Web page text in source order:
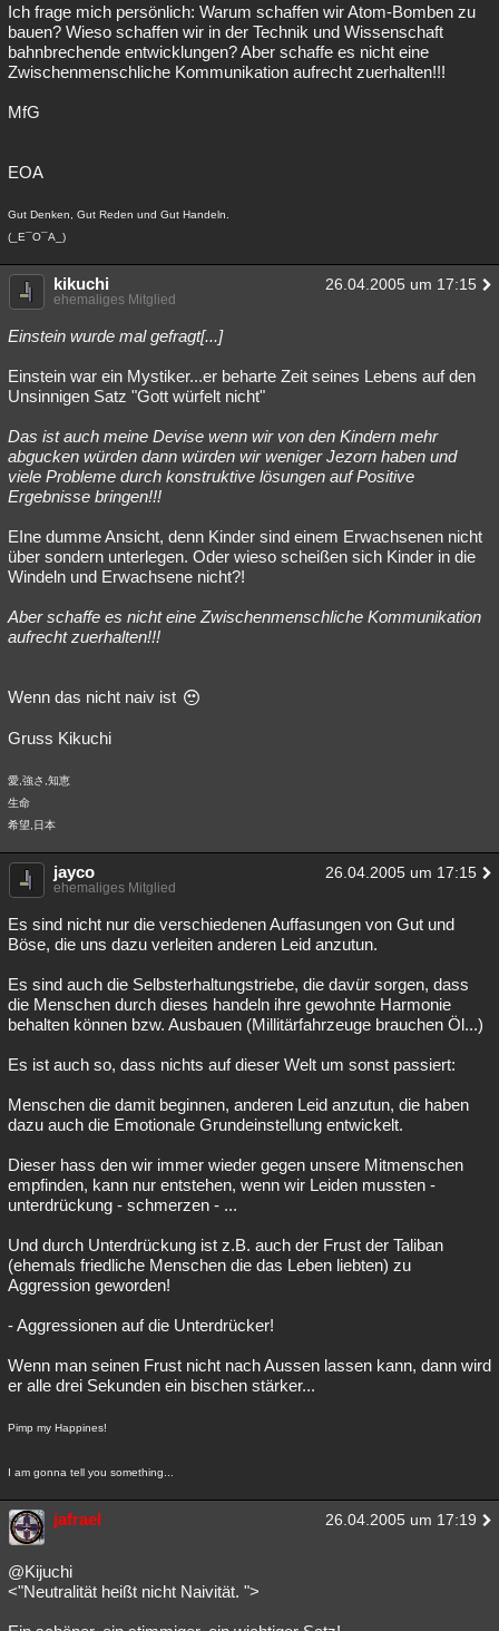
Ich frage mich persönlich: Warum schaffen wir Atom-Bomben zu
bauen? Wieso schaffen wir in der Technik und Wissenschaft
bahnbrechende entwicklungen? Aber schaffe es nicht eine
Zwischenmenschliche Kommunikation aufrecht zuerhalten!!!
MfG
EOA
Gut Denken, Gut Reden und Gut Handeln.
(_E¯O¯A_)
kikuchi 26.04.2005 um 17:15
ehemaliges Mitglied
Einstein wurde mal gefragt[...]
Einstein war ein Mystiker...er beharte Zeit seines Lebens auf den
Unsinnigen Satz "Gott würfelt nicht"
Das ist auch meine Devise wenn wir von den Kindern mehr
abgucken würden dann würden wir weniger Jezorn haben und
viele Probleme durch konstruktive lösungen auf Positive
Ergebnisse bringen!!!
EIne dumme Ansicht, denn Kinder sind einem Erwachsenen nicht
über sondern unterlegen. Oder wieso scheißen sich Kinder in die
Windeln und Erwachsene nicht?!
Aber schaffe es nicht eine Zwischenmenschliche Kommunikation
aufrecht zuerhalten!!!
Wenn das nicht naiv ist
Gruss Kikuchi
愛,強さ,知恵
生命
希望,日本
jayco 26.04.2005 um 17:15
ehemaliges Mitglied
Es sind nicht nur die verschiedenen Auffasungen von Gut und
Böse, die uns dazu verleiten anderen Leid anzutun.
Es sind auch die Selbsterhaltungstriebe, die davür sorgen, dass
die Menschen durch dieses handeln ihre gewohnte Harmonie
behalten können bzw. Ausbauen (Millitärfahrzeuge brauchen Öl...)
Es ist auch so, dass nichts auf dieser Welt um sonst passiert:
Menschen die damit beginnen, anderen Leid anzutun, die haben
dazu auch die Emotionale Grundeinstellung entwickelt.
Dieser hass den wir immer wieder gegen unsere Mitmenschen
empfinden, kann nur entstehen, wenn wir Leiden mussten -
unterdrückung - schmerzen - ...
Und durch Unterdrückung ist z.B. auch der Frust der Taliban
(ehemals friedliche Menschen die das Leben liebten) zu
Aggression geworden!
- Aggressionen auf die Unterdrücker!
Wenn man seinen Frust nicht nach Aussen lassen kann, dann wird
er alle drei Sekunden ein bischen stärker...
Pimp my Happines!
I am gonna tell you something...
jafrael 26.04.2005 um 17:19
@Kijuchi
<"Neutralität heißt nicht Naivität. ">